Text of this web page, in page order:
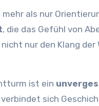
mehr als nur
, die das Gefühl von
nur den Klang der
ist ein
sich